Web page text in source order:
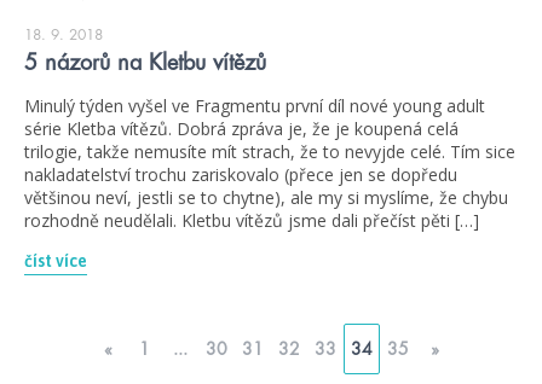
18. 9. 2018
5 názorů na Kletbu vítězů
Minulý týden vyšel ve Fragmentu první díl nové young adult
série Kletba vítězů. Dobrá zpráva je, že je koupená celá
trilogie, takže nemusíte mít strach, že to nevyjde celé. Tím sice
nakladatelství trochu zariskovalo (přece jen se dopředu
většinou neví, jestli se to chytne), ale my si myslíme, že chybu
rozhodně neudělali. Kletbu vítězů jsme dali přečíst pěti […]
číst více
« ... 30 31 32 33 34 35 »